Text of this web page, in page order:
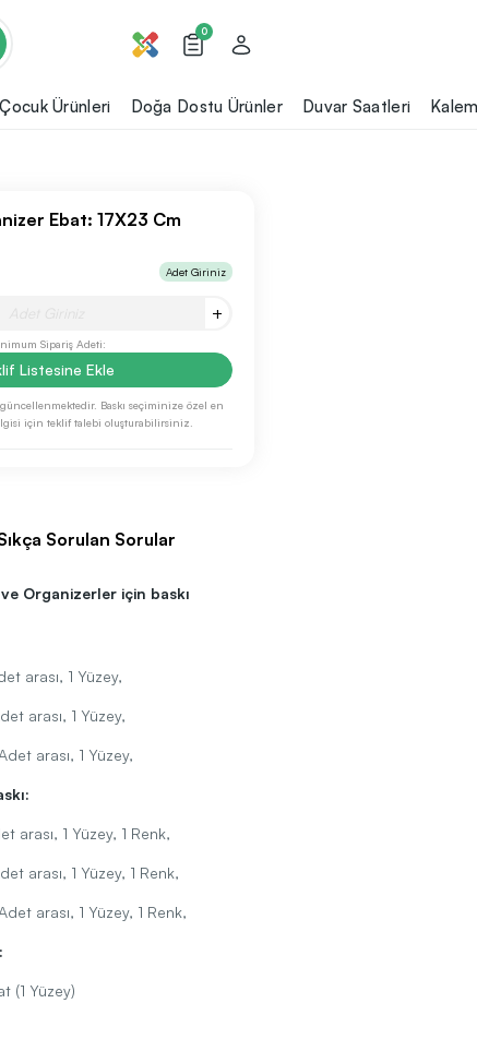
0
Çocuk Ürünleri Doğa Dostu Ürünler Duvar Saatleri
Ebat: 17X23 Cm
Adet Giriniz
+
Sipariş Adeti:
Listesine Ekle
Baskı seçiminize özel en
için teklif talebi oluşturabilirsiniz.
Sorulan Sorular
Organizerler için baskı
arası, 1 Yüzey,
arası, 1 Yüzey,
arası, 1 Yüzey,
1 Yüzey, 1 Renk,
arası, 1 Yüzey, 1 Renk,
arası, 1 Yüzey, 1 Renk,
(1 Yüzey)